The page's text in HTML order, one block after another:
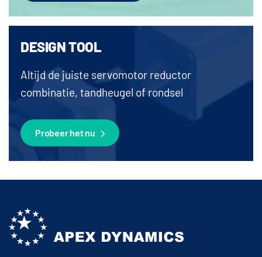
DESIGN TOOL
Altijd de juiste servomotor reductor
combinatie, tandheugel of rondsel
Probeer het nu